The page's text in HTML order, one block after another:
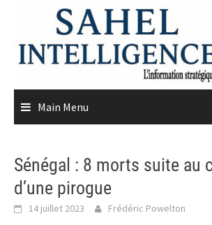
content
Main Menu
Sénégal : 8 morts suite au
d’une pirogue
14 juillet 2023 Frédéric Powelton